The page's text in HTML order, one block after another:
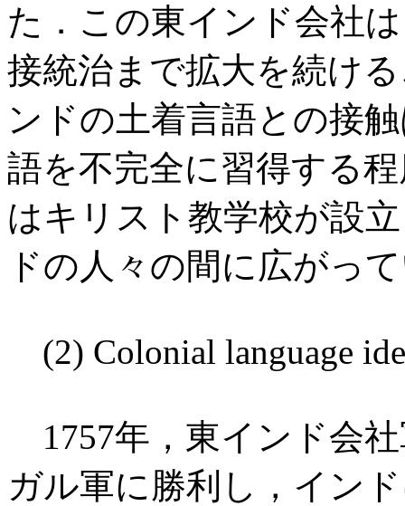
た．この東インド会社
接統治まで拡大を続け
ンドの土着言語との接
語を不完全に習得する
はキリスト教学校が設
ドの人々の間に広がっ
(2) Colonial language
1757年，東インド会
ガル軍に勝利し，イン